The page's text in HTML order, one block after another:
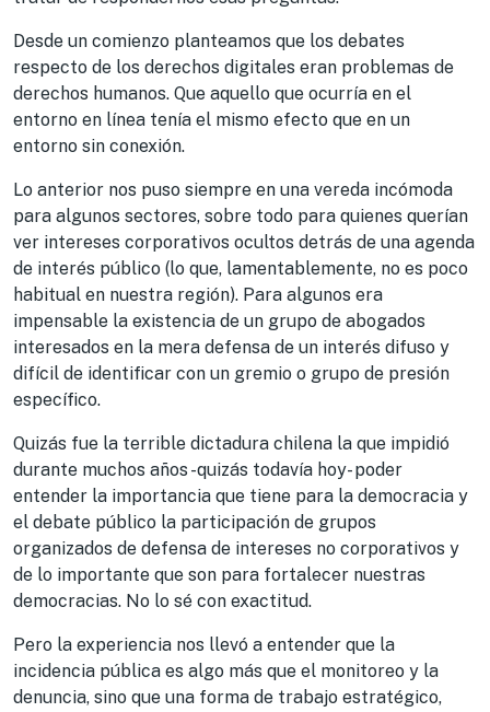
Desde un comienzo planteamos que los debates
respecto de los derechos digitales eran problemas de
derechos humanos. Que aquello que ocurría en el
entorno en línea tenía el mismo efecto que en un
entorno sin conexión.
Lo anterior nos puso siempre en una vereda incómoda
para algunos sectores, sobre todo para quienes querían
ver intereses corporativos ocultos detrás de una agenda
de interés público (lo que, lamentablemente, no es poco
habitual en nuestra región). Para algunos era
impensable la existencia de un grupo de abogados
interesados en la mera defensa de un interés difuso y
difícil de identificar con un gremio o grupo de presión
específico.
Quizás fue la terrible dictadura chilena la que impidió
durante muchos años -quizás todavía hoy- poder
entender la importancia que tiene para la democracia y
el debate público la participación de grupos
organizados de defensa de intereses no corporativos y
de lo importante que son para fortalecer nuestras
democracias. No lo sé con exactitud.
Pero la experiencia nos llevó a entender que la
incidencia pública es algo más que el monitoreo y la
denuncia, sino que una forma de trabajo estratégico,